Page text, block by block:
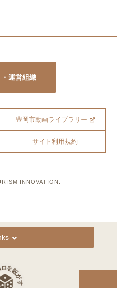
運営組織
豊岡市動画ライブラリー
サイト利用規約
INNOVATION.